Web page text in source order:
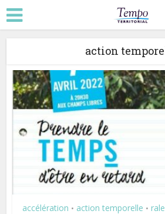
action
accélération • action temporelle •